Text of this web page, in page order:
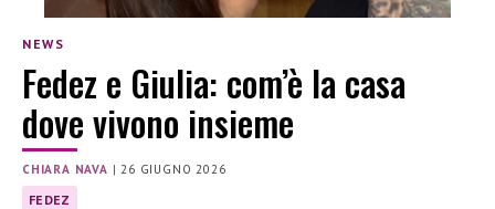
NEWS
Fedez e Giulia: com’è la casa
dove vivono insieme
CHIARA NAVA | 26 GIUGNO 2026
FEDEZ